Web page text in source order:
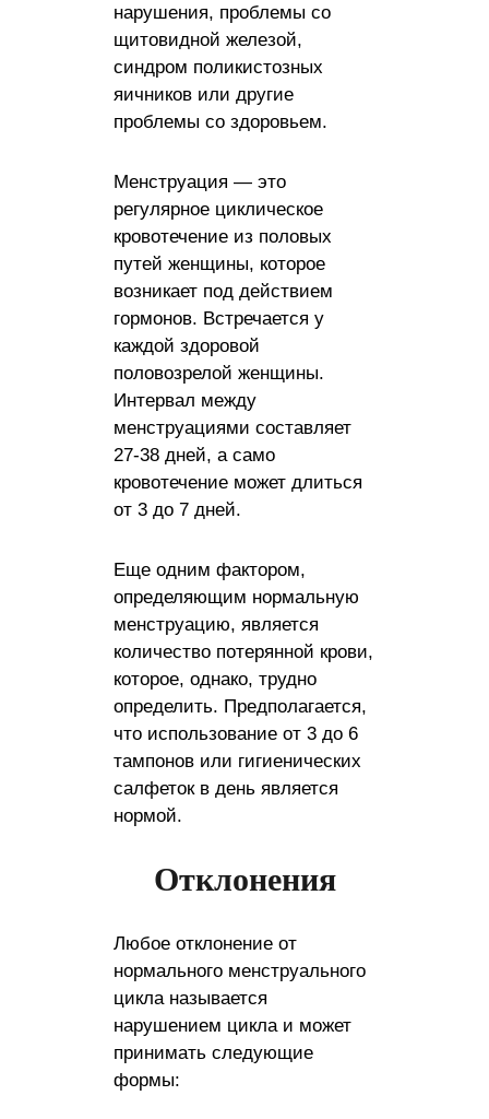
нарушения, проблемы со
щитовидной железой,
синдром поликистозных
яичников или другие
проблемы со здоровьем.
Менструация — это
регулярное циклическое
кровотечение из половых
путей женщины, которое
возникает под действием
гормонов. Встречается у
каждой здоровой
половозрелой женщины.
Интервал между
менструациями составляет
27-38 дней, а само
кровотечение может длиться
от 3 до 7 дней.
Еще одним фактором,
определяющим нормальную
менструацию, является
количество потерянной крови,
которое, однако, трудно
определить. Предполагается,
что использование от 3 до 6
тампонов или гигиенических
салфеток в день является
нормой.
Отклонения
Любое отклонение от
нормального менструального
цикла называется
нарушением цикла и может
принимать следующие
формы: